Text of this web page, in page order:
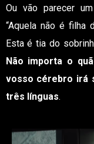
Ou vão parecer
“Aquela não é filha
Esta é tia do
Não importa o
vosso cérebro irá
três línguas.